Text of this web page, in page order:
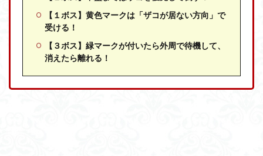
【１ボス】黄色マークは「ザコが居ない方向」で
受ける！
【３ボス】緑マークが付いたら外周で待機して、
消えたら離れる！